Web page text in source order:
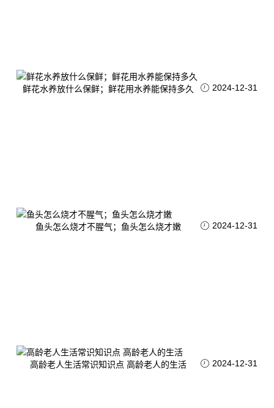
鲜花水养放什么保鲜；鲜花用水养能保持多久 2024-12-31
鱼头怎么烧才不腥气；鱼头怎么烧才嫩 2024-12-31
高龄老人生活常识知识点 高龄老人的生活 2024-12-31